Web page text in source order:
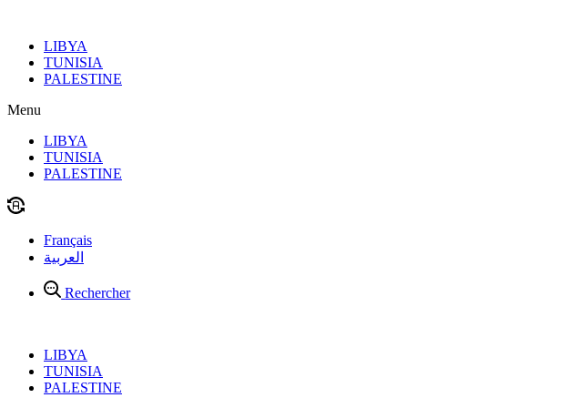
contenuLIBYA
TUNISIA
PALESTINE
Menu
LIBYA
TUNISIA
PALESTINE
Français
العربية
Rechercher
LIBYA
TUNISIA
PALESTINE